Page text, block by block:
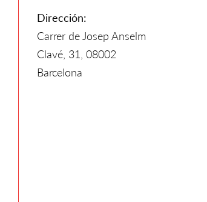
Dirección:
Carrer de Josep Anselm
Clavé, 31, 08002
Barcelona